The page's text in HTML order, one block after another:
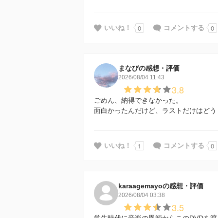
いいね！ 0 コメントする 0
まなびの感想・評価
2026/08/04 11:43
3.8
ごめん、納得できなかった。
面白かったんだけど、ラストだけはど
いいね！ 1 コメントする 0
karaagemayoの感想・評価
2026/08/04 03:38
3.5